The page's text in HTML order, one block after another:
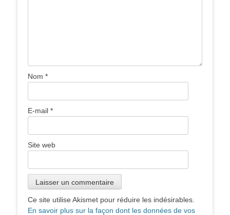
Nom *
E-mail *
Site web
Ce site utilise Akismet pour réduire les indésirables.
En savoir plus sur la façon dont les données de vos